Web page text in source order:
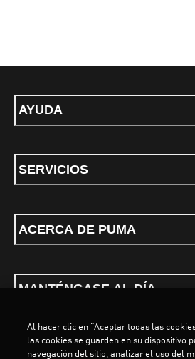
AYUDA
SERVICIOS
ACERCA DE PUMA
MANTÉNGASE AL DÍA
Al hacer clic en “Aceptar todas las
las cookies se guarden en su dispositivo
navegación del sitio, analizar el uso del